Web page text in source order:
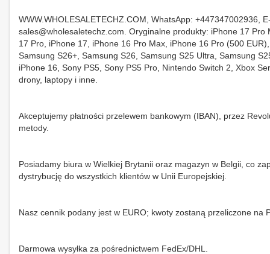
WWW.WHOLESALETECHZ.COM, WhatsApp: +447347002936,
sales@wholesaletechz.com. Oryginalne produkty: iPhone 17 Pro
17 Pro, iPhone 17, iPhone 16 Pro Max, iPhone 16 Pro (500
Samsung S26+, Samsung S26, Samsung S25 Ultra, Samsung
iPhone 16, Sony PS5, Sony PS5 Pro, Nintendo Switch 2, Xbox
drony, laptopy i inne.
Akceptujemy płatności przelewem bankowym (IBAN), przez
metody.
Posiadamy biura w Wielkiej Brytanii oraz magazyn w Belgii, co
dystrybucję do wszystkich klientów w Unii Europejskiej.
Nasz cennik podany jest w EURO; kwoty zostaną przeliczone na
Darmowa wysyłka za pośrednictwem FedEx/DHL.